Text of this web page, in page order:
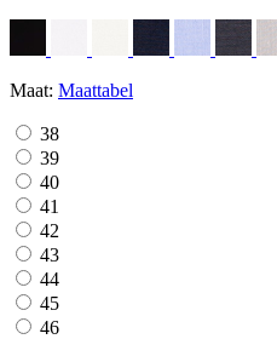
Maat: Maattabel
38
39
40
41
42
43
44
45
46